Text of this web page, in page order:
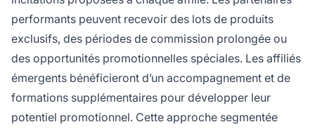
performants peuvent recevoir des lots de produits
exclusifs, des périodes de commission prolongée ou
des opportunités promotionnelles spéciales. Les affiliés
émergents bénéficieront d’un accompagnement et de
formations supplémentaires pour développer leur
potentiel promotionnel. Cette approche segmentée